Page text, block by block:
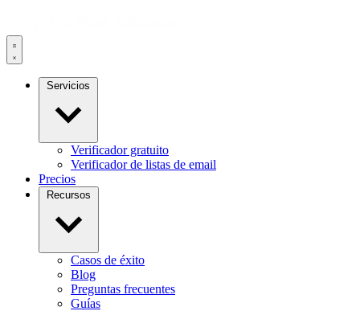
Servicios
Verificador gratuito
Verificador de listas de email
Precios
Recursos
Casos de éxito
Blog
Preguntas frecuentes
Guías